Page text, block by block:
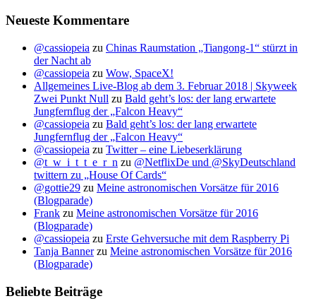
Neueste Kommentare
@cassiopeia zu Chinas Raumstation „Tiangong-1“ stürzt in
der Nacht ab
@cassiopeia zu Wow, SpaceX!
Allgemeines Live-Blog ab dem 3. Februar 2018 | Skyweek
Zwei Punkt Null zu Bald geht’s los: der lang erwartete
Jungfernflug der „Falcon Heavy“
@cassiopeia zu Bald geht’s los: der lang erwartete
Jungfernflug der „Falcon Heavy“
@cassiopeia zu Twitter – eine Liebeserklärung
@t_w_i_t_t_e_r_n zu @NetflixDe und @SkyDeutschland
twittern zu „House Of Cards“
@gottie29 zu Meine astronomischen Vorsätze für 2016
(Blogparade)
Frank zu Meine astronomischen Vorsätze für 2016
(Blogparade)
@cassiopeia zu Erste Gehversuche mit dem Raspberry Pi
Tanja Bannerzu Meine astronomischen Vorsätze für 2016
(Blogparade)
Beliebte Beiträge